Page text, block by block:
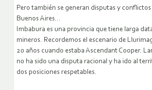
Pero también se generan disputas y
Buenos Aires…
Imbabura es una provincia que tiene larga
mineros. Recordemos el escenario de
20 años cuando estaba Ascendant Cooper.
no ha sido una disputa racional y ha ido al
dos posiciones respetables.